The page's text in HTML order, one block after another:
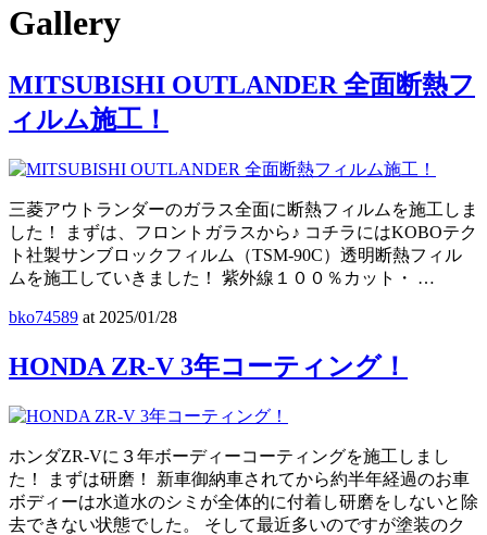
Gallery
MITSUBISHI OUTLANDER 全面断熱フ
ィルム施工！
三菱アウトランダーのガラス全面に断熱フィルムを施工しま
した！ まずは、フロントガラスから♪ コチラにはKOBOテク
ト社製サンブロックフィルム（TSM‐90C）透明断熱フィル
ムを施工していきました！ 紫外線１００％カット・ …
bko74589 at 2025/01/28
HONDA ZR-V 3年コーティング！
ホンダZR-Vに３年ボーディーコーティングを施工しまし
た！ まずは研磨！ 新車御納車されてから約半年経過のお車
ボディーは水道水のシミが全体的に付着し研磨をしないと除
去できない状態でした。 そして最近多いのですが塗装のク